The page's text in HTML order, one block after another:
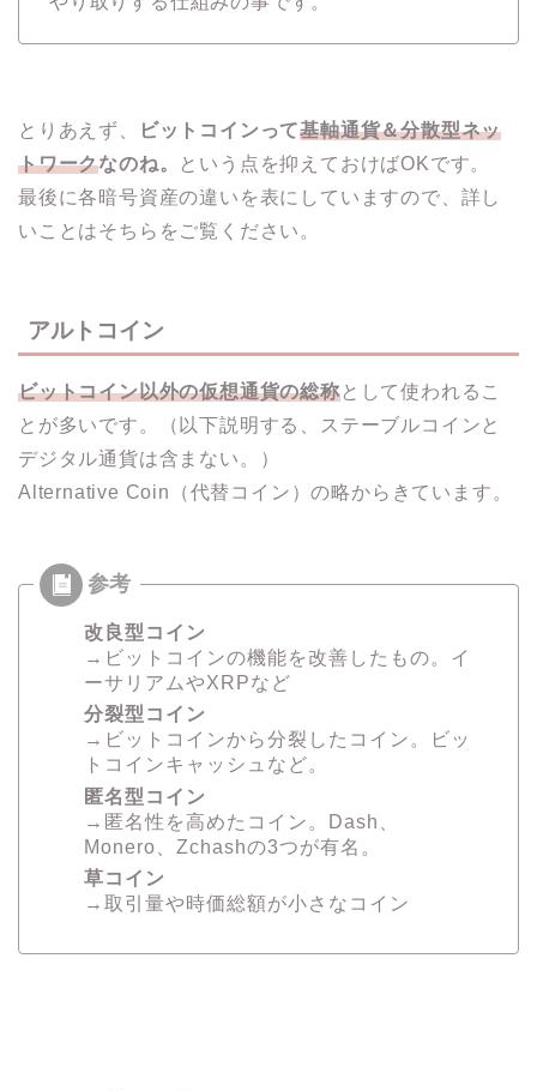
とりあえず、 ビットコインって基軸通貨＆分散型ネッ
トワークなのね。
という点を抑えておけばOKです。
最後に各暗号資産の違いを表にしていますので、詳し
いことはそちらをご覧ください。
アルトコイン
ビットコイン以外の仮想通貨の総称として使われるこ
とが多いです。（以下説明する、ステーブルコインと
デジタル通貨は含まない。）
Alternative Coin（代替コイン）の略からきています。
改良型コイン
→ビットコインの機能を改善したもの。イ
ーサリアムやXRPなど
分裂型コイン
→ビットコインから分裂したコイン。ビッ
トコインキャッシュなど。
匿名型コイン
→匿名性を高めたコイン。Dash、
Monero、Zchashの3つが有名。
草コイン
→取引量や時価総額が小さなコイン